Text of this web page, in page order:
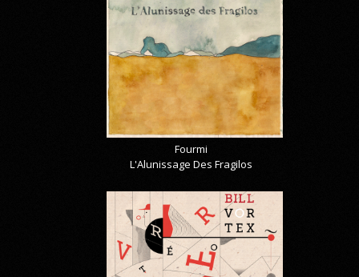
Fourmi
L'Alunissage Des Fragilos